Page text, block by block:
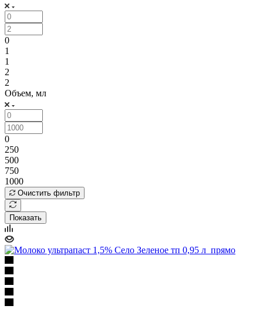
0
1
1
2
2
Объем, мл
0
250
500
750
1000
Очистить фильтр
Показать